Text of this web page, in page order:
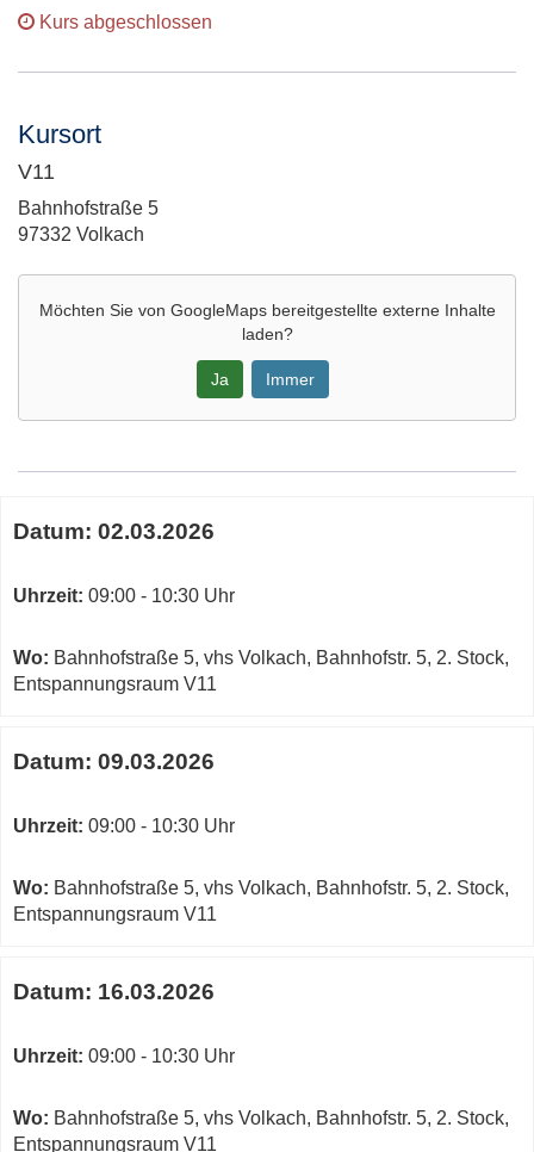
Kurs abgeschlossen
Kursort
V11
Adresse:
Bahnhofstraße 5
97332 Volkach
Möchten Sie von GoogleMapsbereitgestellte externe Inhalte
laden?
Ja Immer
Maps
von
neuem
öffnen
zum
Kurs
Datum: 02.03.2026
Uhrzeit: 09:00 - 10:30 Uhr
Wo: Bahnhofstraße 5, vhs Volkach, Bahnhofstr. 5, 2. Stock,
Entspannungsraum V11
Datum: 09.03.2026
Uhrzeit: 09:00 - 10:30 Uhr
Wo: Bahnhofstraße 5, vhs Volkach, Bahnhofstr. 5, 2. Stock,
Entspannungsraum V11
Datum: 16.03.2026
Uhrzeit: 09:00 - 10:30 Uhr
Wo: Bahnhofstraße 5, vhs Volkach, Bahnhofstr. 5, 2. Stock,
Entspannungsraum V11